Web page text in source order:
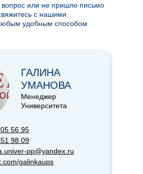
вопрос или не пришло письмо
с нашими
удобным способом
56 95
98 09
pp@yandex.ru
galinkaups
ГАЛИНА
УМАНОВА
Менеджер
Университета